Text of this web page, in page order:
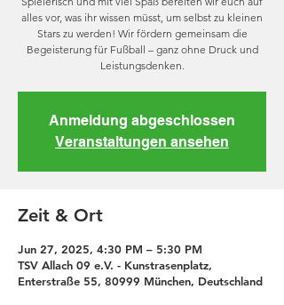
alles vor, was ihr wissen müsst, um selbst zu kleinen
Stars zu werden! Wir fördern gemeinsam die
Begeisterung für Fußball – ganz ohne Druck und
Leistungsdenken.
Anmeldung abgeschlossen
Veranstaltungen ansehen
Zeit & Ort
Jun 27, 2025, 4:30 PM – 5:30 PM
TSV Allach 09 e.V. - Kunstrasenplatz,
Enterstraße 55, 80999 München, Deutschland